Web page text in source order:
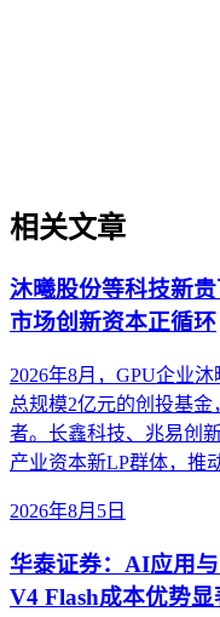
相关文章
沐曦股份等科技新
市场创新资本正循环
2026年8月，GPU企业
总规模2亿元的创投基
者。长鑫科技、兆易创
产业资本新LP群体，推
2026年8月5日
华泰证券：AI应用
V4 Flash成本优势显